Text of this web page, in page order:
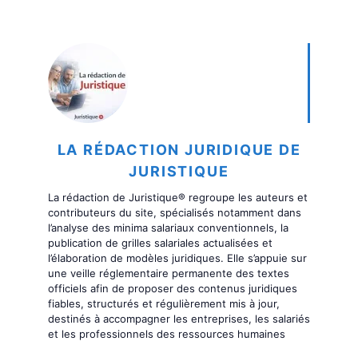
LA RÉDACTION JURIDIQUE DE
JURISTIQUE
La rédaction de Juristique® regroupe les auteurs et
contributeurs du site, spécialisés notamment dans
l’analyse des minima salariaux conventionnels, la
publication de grilles salariales actualisées et
l’élaboration de modèles juridiques. Elle s’appuie sur
une veille réglementaire permanente des textes
officiels afin de proposer des contenus juridiques
fiables, structurés et régulièrement mis à jour,
destinés à accompagner les entreprises, les salariés
et les professionnels des ressources humaines